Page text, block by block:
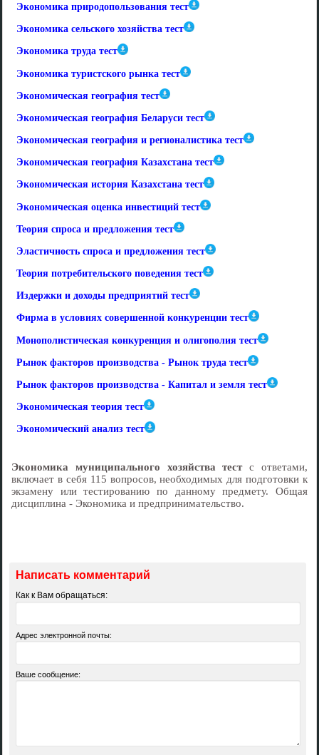
Экономика природопользования тест
Экономика сельского хозяйства тест
Экономика труда тест
Экономика туристского рынка тест
Экономическая география тест
Экономическая география Беларуси тест
Экономическая география и регионалистика тест
Экономическая география Казахстана тест
Экономическая история Казахстана тест
Экономическая оценка инвестиций тест
Теория спроса и предложения тест
Эластичность спроса и предложения тест
Теория потребительского поведения тест
Издержки и доходы предприятий тест
Фирма в условиях совершенной конкуренции тест
Монополистическая конкуренция и олигополия тест
Рынок факторов производства - Рынок труда тест
Рынок факторов производства - Капитал и земля тест
Экономическая теория тест
Экономический анализ тест
Экономика муниципального хозяйства тестс ответами,
включает в себя 115 вопросов, необходимых для подготовки к
экзамену или тестированию по данному предмету. Общая
дисциплина - Экономика и предпринимательство.
Написать комментарий
Как к Вам обращаться:
Адрес электронной почты:
Ваше сообщение: